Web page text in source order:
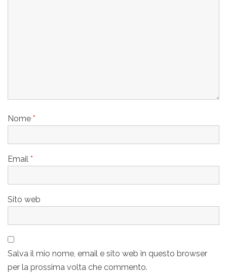
Nome *
Email *
Sito web
Salva il mio nome, email e sito web in questo browser
per la prossima volta che commento.